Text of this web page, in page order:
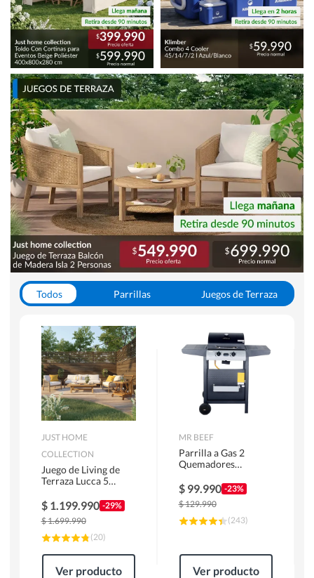
Todos Parrillas
Juegos de Terraza
JUST HOME
COLLECTION
Juego de Living de
Terraza Lucca 5
$ 1.199.990 -29%
$1.699.990
(20)
Ver producto
MR BEEF
Parrilla a Gas 2
Quemadores
$ 99.990 -23%
$129.990
(243)
Ver producto